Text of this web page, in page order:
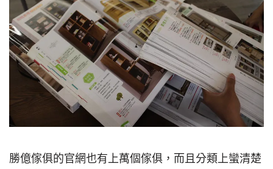
勝億傢俱的官網也有上萬個傢俱，而且分類上蠻清楚